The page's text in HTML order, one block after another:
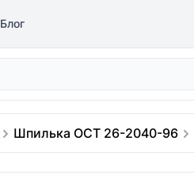
Блог
Шпилька ОСТ 26-2040-96